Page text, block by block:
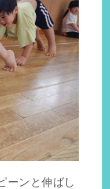
ーンと伸ばし